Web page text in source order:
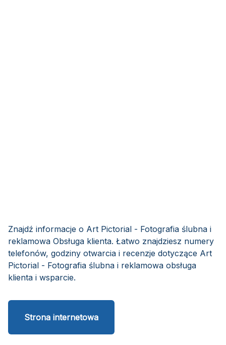
Znajdź informacje o Art Pictorial - Fotografia ślubna i
reklamowa Obsługa klienta. Łatwo znajdziesz numery
telefonów, godziny otwarcia i recenzje dotyczące Art
Pictorial - Fotografia ślubna i reklamowa obsługa
klienta i wsparcie.
Strona internetowa